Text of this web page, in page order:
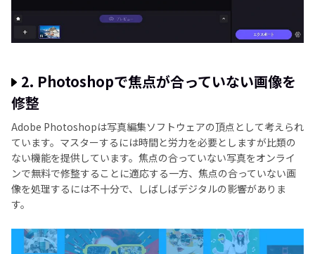
2. Photoshopで焦点が合っていない画像を
修整
Adobе Photoshopは写真編集ソフトウェアの頂点として考えられ
ています。マスターするには時間と労力を必要としますが比類の
ない機能を提供しています。焦点の合っていない写真をオンライ
ンで無料で修整することに適応する一方、焦点の合っていない画
像を処理するには不十分で、しばしばデジタルの影響がありま
す。